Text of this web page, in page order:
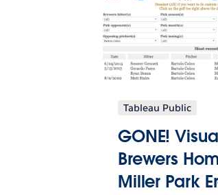
Tableau Public
GONE!
Brewers
Miller Park